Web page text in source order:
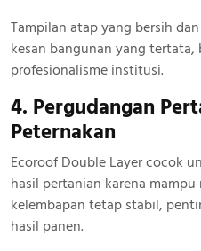
Tampilan atap yang bersih
kesan bangunan yang tertata,
profesionalisme institusi.
4. Pergudangan
Peternakan
Ecoroof Double Layer cocok
hasil pertanian karena
kelembapan tetap stabil,
hasil panen.